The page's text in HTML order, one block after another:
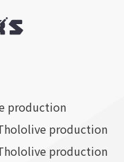
production
hololive production
hololive production